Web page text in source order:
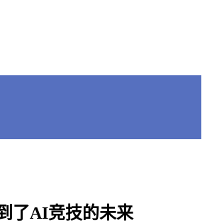
了AI竞技的未来